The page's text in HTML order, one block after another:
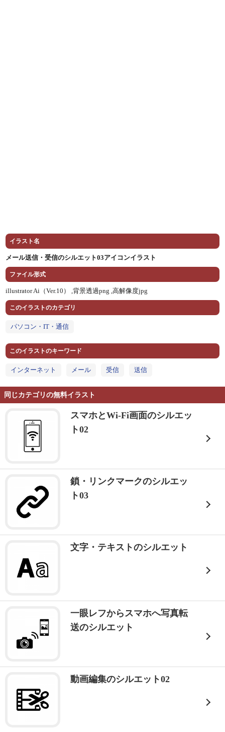
イラスト名
メール送信・受信のシルエット03アイコンイラスト
ファイル形式
illustrator Ai（Ver.10） ,背景透過png ,高解像度jpg
このイラストのカテゴリ
パソコン・IT・通信
このイラストのキーワード
インターネット メール 受信 送信
同じカテゴリの無料イラスト
スマホとWi-Fi画面のシルエッ
ト02
鎖・リンクマークのシルエッ
ト03
文字・テキストのシルエット
一眼レフからスマホへ写真転
送のシルエット
動画編集のシルエット02